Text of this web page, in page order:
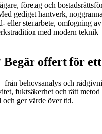
företag och
gediget hantverk,
stenarbete, omfogning
med modern
Begär offert för
från behovsanalys och
fuktsäkerhet och rätt
och ger värde över tid.